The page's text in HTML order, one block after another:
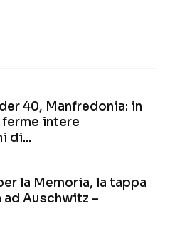
40, Manfredonia: in
ferme intere
di...
la Memoria, la tappa
Auschwitz –